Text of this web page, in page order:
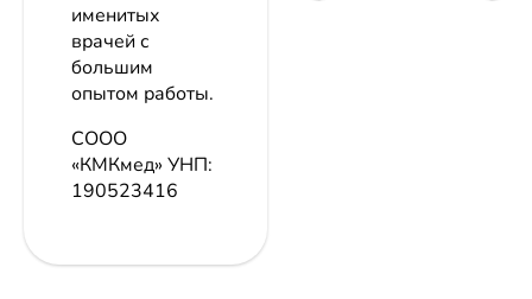
именитых
врачей с
большим
опытом работы.
СООО
«КМКмед» УНП:
190523416